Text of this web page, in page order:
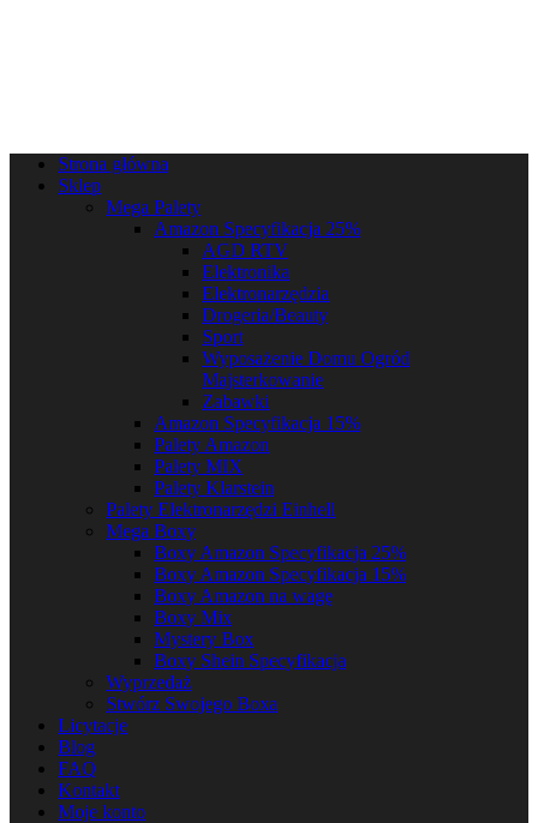
Strona główna
Sklep
Mega Palety
Amazon Specyfikacja 25%
AGD RTV
Elektronika
Elektronarzędzia
Drogeria/Beauty
Sport
Wyposażenie Domu Ogród
Majsterkowanie
Zabawki
Amazon Specyfikacja 15%
Palety Amazon
Palety MIX
Palety Klarstein
Palety Elektronarzędzi Einhell
Mega Boxy
Boxy Amazon Specyfikacja 25%
Boxy Amazon Specyfikacja 15%
Boxy Amazon na wagę
Boxy Mix
Mystery Box
Boxy Shein Specyfikacja
Wyprzedaż
Stwórz Swojego Boxa
Licytacje
Blog
FAQ
Kontakt
Moje konto